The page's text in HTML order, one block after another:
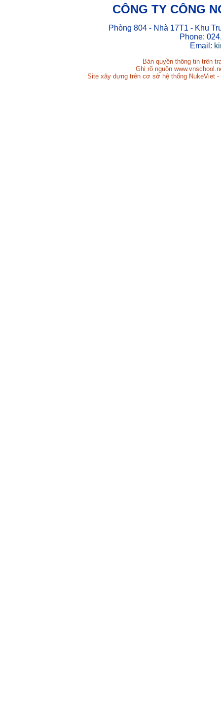
CÔNG TY CÔNG
Phòng 804 - Nhà 17T1 - Khu
Phone:
Email:
Bản quyền thông tin trên
Ghi rõ nguồn
Site xây dựng trên cơ sở hệ thống NukeViet